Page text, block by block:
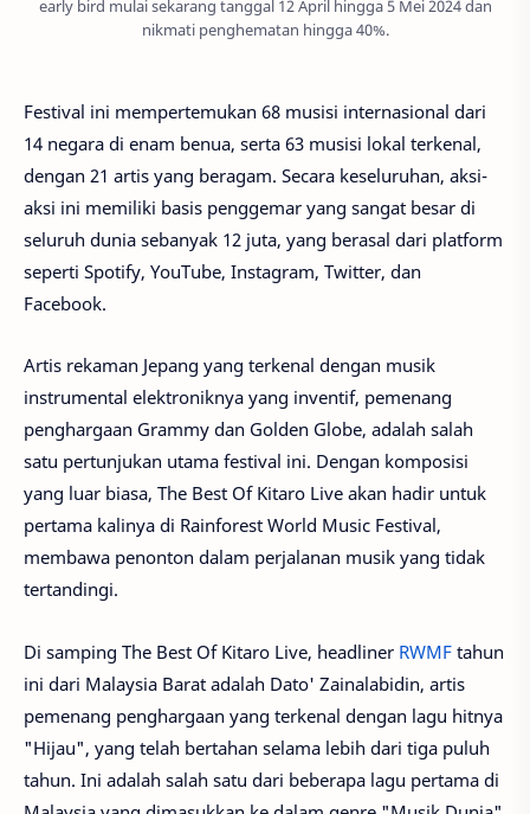
early bird mulai sekarang tanggal 12 April hingga 5 Mei 2024 dan
nikmati penghematan hingga 40%.
Festival ini mempertemukan 68 musisi internasional dari
14 negara di enam benua, serta 63 musisi lokal terkenal,
dengan 21 artis yang beragam. Secara keseluruhan, aksi-
aksi ini memiliki basis penggemar yang sangat besar di
seluruh dunia sebanyak 12 juta, yang berasal dari platform
seperti Spotify, YouTube, Instagram, Twitter, dan
Facebook.
Artis rekaman Jepang yang terkenal dengan musik
instrumental elektroniknya yang inventif, pemenang
penghargaan Grammy dan Golden Globe, adalah salah
satu pertunjukan utama festival ini. Dengan komposisi
yang luar biasa, The Best Of Kitaro Live akan hadir untuk
pertama kalinya di Rainforest World Music Festival,
membawa penonton dalam perjalanan musik yang tidak
tertandingi.
Di samping The Best Of Kitaro Live, headliner RWMF tahun
ini dari Malaysia Barat adalah Dato' Zainalabidin, artis
pemenang penghargaan yang terkenal dengan lagu hitnya
"Hijau", yang telah bertahan selama lebih dari tiga puluh
tahun. Ini adalah salah satu dari beberapa lagu pertama di